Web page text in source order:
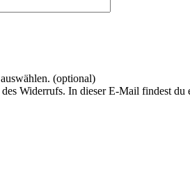
(optional)
Widerrufs. In dieser E-Mail findest